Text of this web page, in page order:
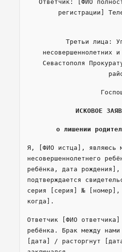
Ответчик: [ФИО
регистрации]
Третьи лица:
несовершеннолетних
Севастополя
ИСКОВОЕ
о лишении
Я, [ФИО истца], являюсь
несовершеннолетнего
ребёнка, дата рождения],
подтверждается
серия [серия] № [номер],
когда].
Ответчик [ФИО
ребёнка. Брак между нами
[дата] / расторгнут